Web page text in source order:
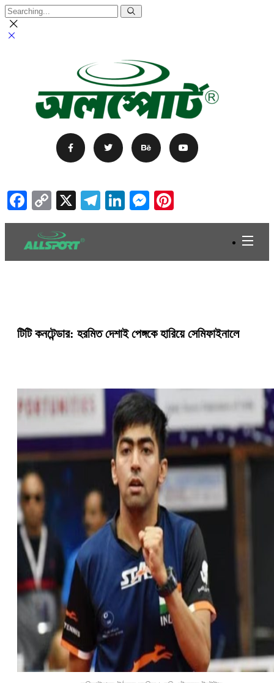
Facebook
Copy
Link
X Telegram
LinkedIn
Messenger
টিটি কনটেন্ডার: হরমিত দেশাই পেঙ্গকে হারিয়ে সেমিফাইনালে